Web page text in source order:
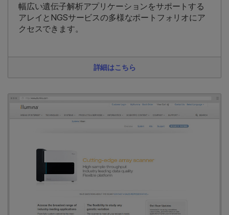
幅広い遺伝子解析アプリケーションをサポートする
アレイとNGSサービスの多様なポートフォリオにア
クセスできます。
詳細はこちら